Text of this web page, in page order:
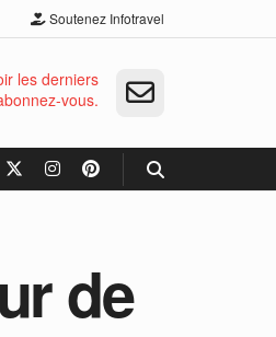
Soutenez Infotravel
les derniers
vous.
de